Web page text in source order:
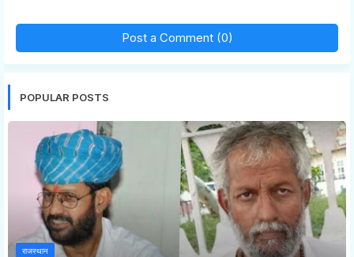
Post a Comment (0)
POPULAR POSTS
राजस्थान